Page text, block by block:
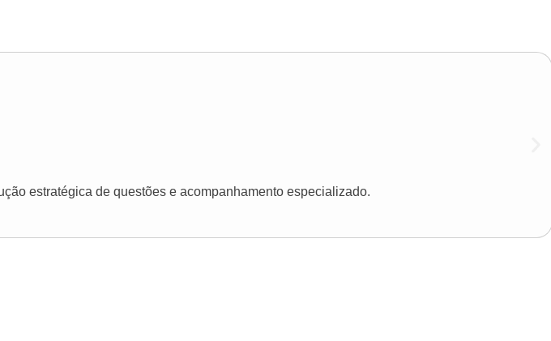
estratégica de questões e acompanhamento especializado.